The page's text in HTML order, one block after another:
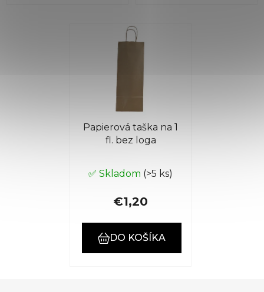
Papierová taška na 1
fl. bez loga
✅ Skladom (>5 ks)
€1,20
DO KOŠÍKA